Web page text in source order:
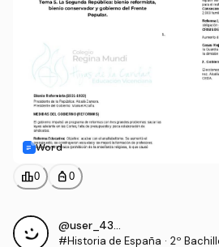
Word
leaderboard0 personal_bag 0
@user_4337977
#Historia de España · 2º